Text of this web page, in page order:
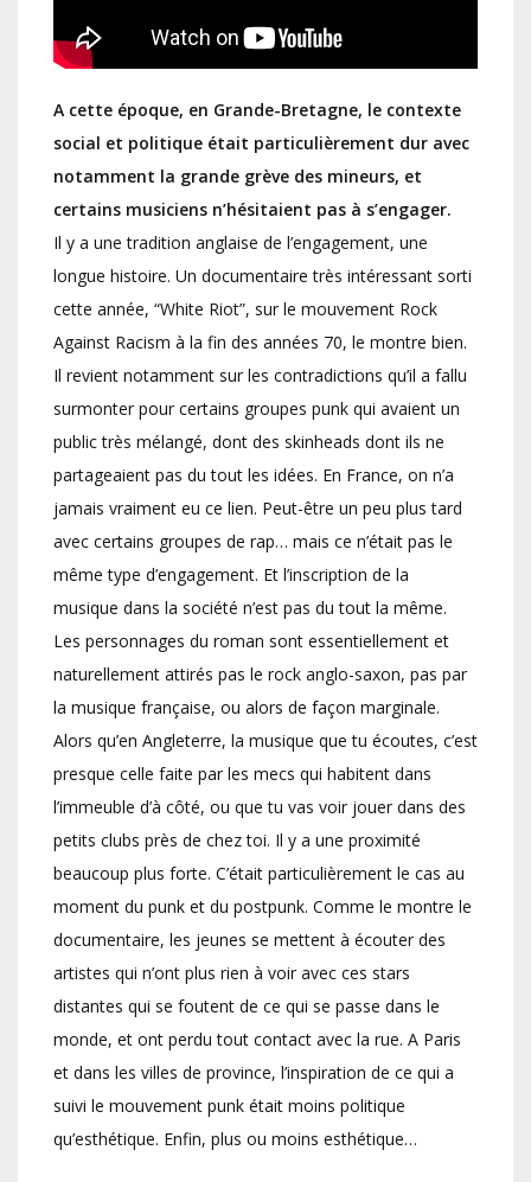
A cette époque, en Grande-Bretagne, le contexte
social et politique était particulièrement dur avec
notamment la grande grève des mineurs, et
certains musiciens n’hésitaient pas à s’engager.
Il y a une tradition anglaise de l’engagement, une
longue histoire. Un documentaire très intéressant sorti
cette année, “White Riot”, sur le mouvement Rock
Against Racism à la fin des années 70, le montre bien.
Il revient notamment sur les contradictions qu’il a fallu
surmonter pour certains groupes punk qui avaient un
public très mélangé, dont des skinheads dont ils ne
partageaient pas du tout les idées. En France, on n’a
jamais vraiment eu ce lien. Peut-être un peu plus tard
avec certains groupes de rap… mais ce n’était pas le
même type d’engagement. Et l’inscription de la
musique dans la société n’est pas du tout la même.
Les personnages du roman sont essentiellement et
naturellement attirés pas le rock anglo-saxon, pas par
la musique française, ou alors de façon marginale.
Alors qu’en Angleterre, la musique que tu écoutes, c’est
presque celle faite par les mecs qui habitent dans
l’immeuble d’à côté, ou que tu vas voir jouer dans des
petits clubs près de chez toi. Il y a une proximité
beaucoup plus forte. C’était particulièrement le cas au
moment du punk et du postpunk. Comme le montre le
documentaire, les jeunes se mettent à écouter des
artistes qui n’ont plus rien à voir avec ces stars
distantes qui se foutent de ce qui se passe dans le
monde, et ont perdu tout contact avec la rue. A Paris
et dans les villes de province, l’inspiration de ce qui a
suivi le mouvement punk était moins politique
qu’esthétique. Enfin, plus ou moins esthétique…